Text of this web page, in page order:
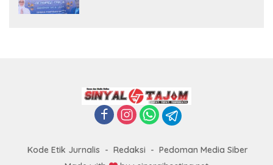
Kode Etik Jurnalis Redaksi
Pedoman Media Siber